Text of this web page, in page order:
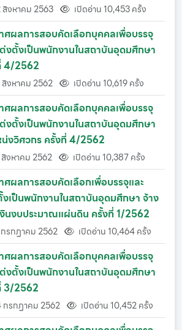
งหาคม 2563 เปิดอ่าน 10,453 ครั้ง
ศผลการสอบคัดเลือกบุคคลเพื่อบรรจุ
งตั้งเป็นพนักงานในสถาบันอุดมศึกษา
4/2562
สิงหาคม 2562 เปิดอ่าน 10,619 ครั้ง
ศผลการสอบคัดเลือกบุคคลเพื่อบรรจุ
งตั้งเป็นพนักงานในสถาบันอุดมศึกษา
งวิศวกร ครั้งที่ 4/2562
งหาคม 2562 เปิดอ่าน 10,387 ครั้ง
ศผลการสอบคัดเลือกเพื่อบรรจุและ
เป็นพนักงานในสถาบันอุดมศึกษา จ้าง
นงบประมาณแผ่นดิน ครั้งที่ 1/2562
รกฏาคม 2562 เปิดอ่าน 10,464 ครั้ง
ศผลการสอบคัดเลือกบุคคลเพื่อบรรจุ
งตั้งเป็นพนักงานในสถาบันอุดมศึกษา
3/2562
กรกฏาคม 2562 เปิดอ่าน 10,452 ครั้ง